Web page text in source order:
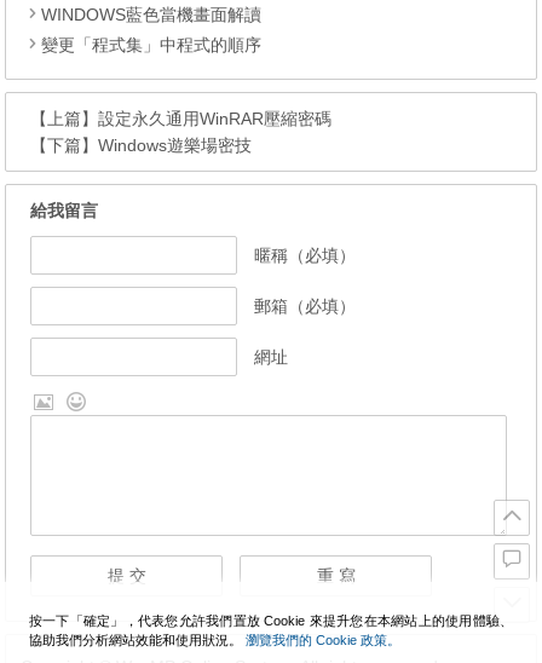
WINDOWS藍色當機畫面解讀
變更「程式集」中程式的順序
【上篇】設定永久通用WinRAR壓縮密碼
【下篇】Windows遊樂場密技
給我留言
暱稱（必填）
郵箱（必填）
網址
按一下「確定」，代表您允許我們置放 Cookie 來提升您在本網站上的使用體驗、
協助我們分析網站效能和使用狀況。 瀏覽我們的 Cookie 政策。